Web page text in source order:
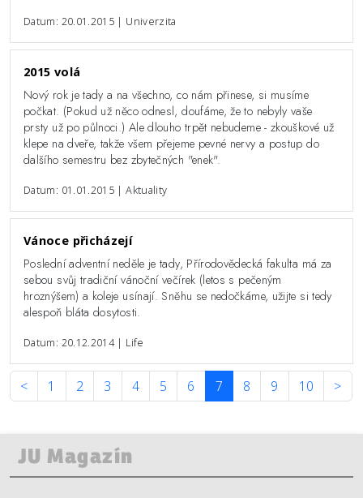
Datum: 20.01.2015 | Univerzita
2015 volá
Nový rok je tady a na všechno, co nám přinese, si musíme
počkat. (Pokud už něco odnesl, doufáme, že to nebyly vaše
prsty už po půlnoci.) Ale dlouho trpět nebudeme - zkouškové už
klepe na dveře, takže všem přejeme pevné nervy a postup do
dalšího semestru bez zbytečných "enek".
Datum: 01.01.2015 | Aktuality
Vánoce přicházejí
Poslední adventní neděle je tady, Přírodovědecká fakulta má za
sebou svůj tradiční vánoční večírek (letos s pečeným
hroznýšem) a koleje usínají. Sněhu se nedočkáme, užijte si tedy
alespoň bláta dosytosti.
Datum: 20.12.2014 | Life
< 1 2 3 4 5 6 7 8 9 10 >